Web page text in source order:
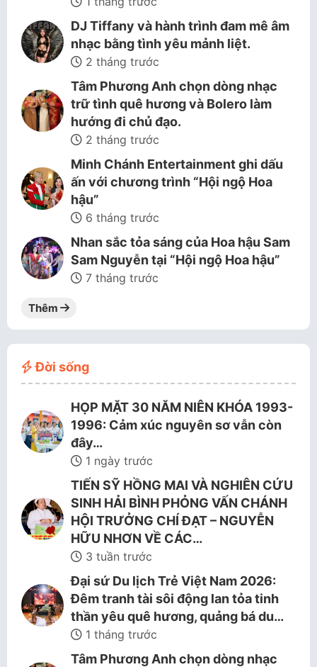
DJ Tiffany và hành trình đam mê âm
nhạc bằng tình yêu mảnh liệt.
2 tháng trước
Tâm Phương Anh chọn dòng nhạc
trữ tình quê hương và Bolero làm
hướng đi chủ đạo.
2 tháng trước
Minh Chánh Entertainment ghi dấu
ấn với chương trình “Hội ngộ Hoa
hậu”
6 tháng trước
Nhan sắc tỏa sáng của Hoa hậu Sam
Sam Nguyễn tại “Hội ngộ Hoa hậu”
7 tháng trước
Thêm
Đời sống
HỌP MẶT 30 NĂM NIÊN KHÓA 1993-
1996: Cảm xúc nguyên sơ vẫn còn
đây…
1 ngày trước
TIẾN SỸ HỒNG MAI VÀ NGHIÊN CỨU
SINH HẢI BÌNH PHỎNG VẤN CHÁNH
HỘI TRƯỞNG CHÍ ĐẠT – NGUYỄN
HỮU NHƠN VỀ CÁC…
3 tuần trước
Đại sứ Du lịch Trẻ Việt Nam 2026:
Đêm tranh tài sôi động lan tỏa tinh
thần yêu quê hương, quảng bá du…
1 tháng trước
Tâm Phương Anh chọn dòng nhạc